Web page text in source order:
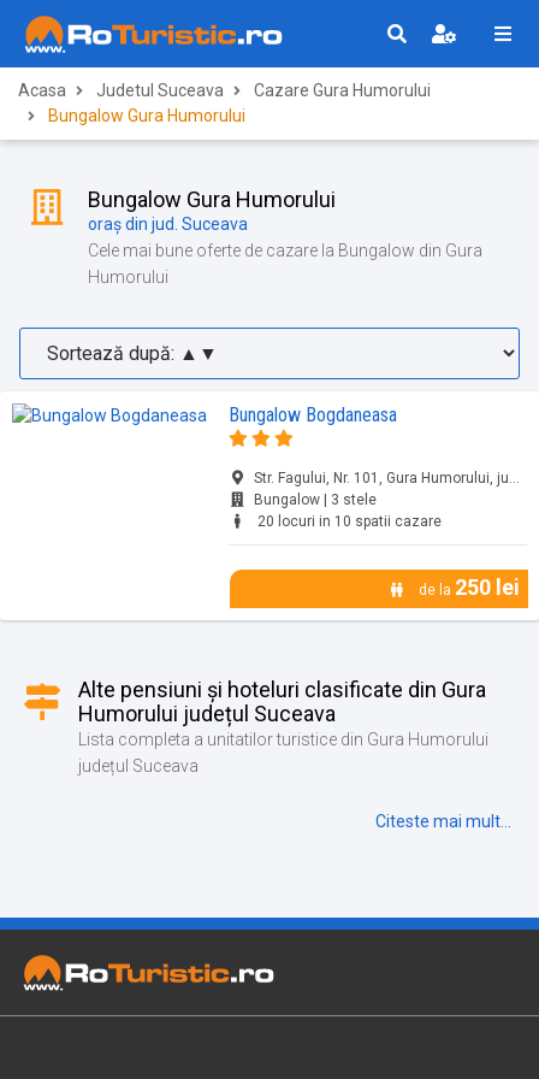
Acasa Judetul Suceava
Cazare Gura Humorului
Bungalow Gura Humorului
Bungalow Gura Humorului
oraș din jud. Suceava
Cele mai bune oferte de cazare la Bungalow din Gura
Humorului
Bungalow Bogdaneasa
Str. Fagului, Nr. 101, Gura Humorului, jud. Suceava
Bungalow | 3 stele
20 locuri in 10 spatii cazare
de la 250 lei
Alte pensiuni și hoteluri clasificate din Gura
Humorului județul Suceava
Lista completa a unitatilor turistice din Gura Humorului
județul Suceava
Citeste mai mult...